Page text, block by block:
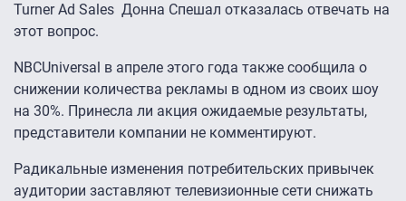
Turner Ad Sales Донна Спешал отказалась отвечать на
этот вопрос.
NBCUniversal в апреле этого года также сообщила о
снижении количества рекламы в одном из своих шоу
на 30%. Принесла ли акция ожидаемые результаты,
представители компании не комментируют.
Радикальные изменения потребительских привычек
аудитории заставляют телевизионные сети снижать